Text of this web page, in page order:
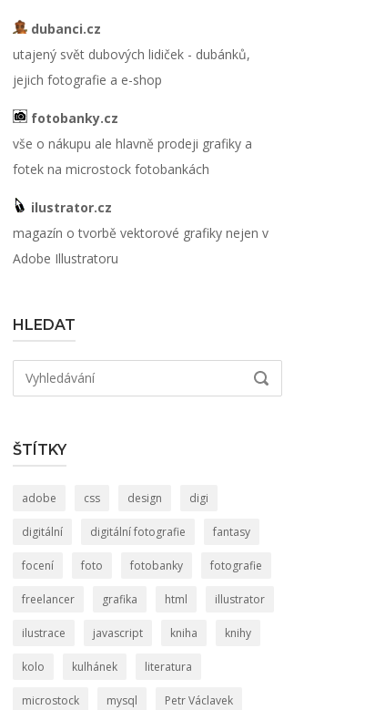
dubanci.cz
utajený svět dubových lidiček - dubánků,
jejich fotografie a e-shop
fotobanky.cz
vše o nákupu ale hlavně prodeji grafiky a
fotek na microstock fotobankách
ilustrator.cz
magazín o tvorbě vektorové grafiky nejen v
Adobe Illustratoru
HLEDAT
Hledat:
VYHLEDÁVÁNÍ
ŠTÍTKY
adobe css design digi
digitální digitální fotografie fantasy
focení foto fotobanky fotografie
freelancer grafika html illustrator
ilustrace javascript kniha knihy
kolo kulhánek literatura
microstock mysql Petr Václavek